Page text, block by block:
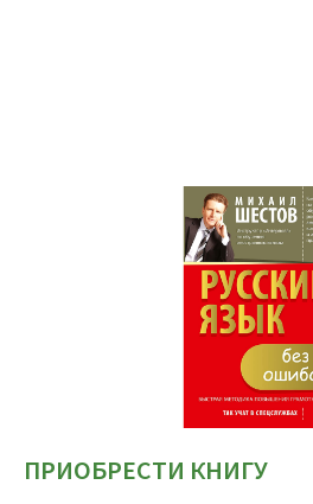
ПРИОБРЕСТИ КНИГУ